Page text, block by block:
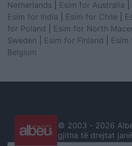
Netherlands
Esim for Australia
Esim for India
Esim for Chile
for Poland
Esim for North
Sweden
Esim for Finland
Belgium
© 2003 - 2026
gjitha të drejtat